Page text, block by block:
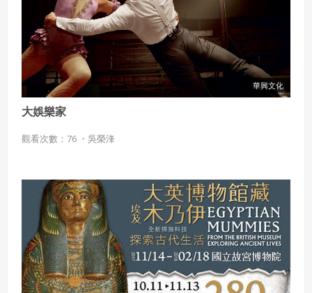
華興文化
大娛樂家
觀看次數：76 ・ 吳榮浲